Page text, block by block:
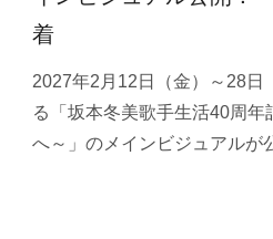
着
2027年2月12日（金）～28日
る「坂本冬美歌手生活40周年
へ～」のメインビジュアルが